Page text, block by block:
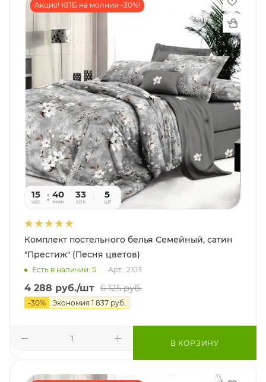
Акция! КПБ на молнии -30%!
15
час
40
мин
31
сек
5
шт
Комплект постельного белья Семейный, сатин
"Престиж" (Песня цветов)
Есть в наличии: 5 Арт.: 2103
4 288 руб./шт 6 125руб.
-30% Экономия 1 837 руб.
В КОРЗИНУ